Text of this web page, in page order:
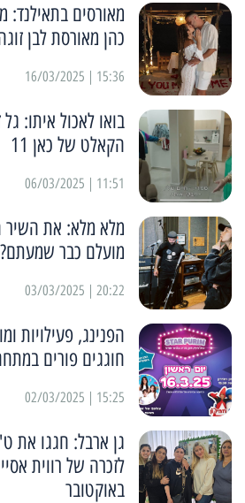
מאורסים
כהן מאורסת לבן
15:36 | 16/03/2025
בואו לאכול איתו:
הקאלט של כאן 11
11:51 | 06/03/2025
מלא מלא: את השיר
מועלם כבר שמעתם?
20:22 | 03/03/2025
הפנינג, פעילויות
חוגגים פורים
15:25 | 02/03/2025
גן ארבל: חגגו את
באוקטובר